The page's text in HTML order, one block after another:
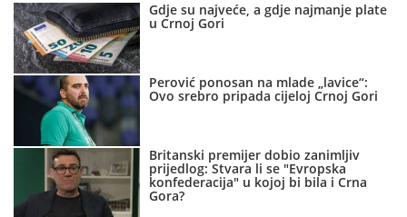
Gdje su najveće, a gdje najmanje plate
u Crnoj Gori
Perović ponosan na mlade „lavice“:
Ovo srebro pripada cijeloj Crnoj Gori
Britanski premijer dobio zanimljiv
prijedlog: Stvara li se "Evropska
konfederacija" u kojoj bi bila i Crna
Gora?